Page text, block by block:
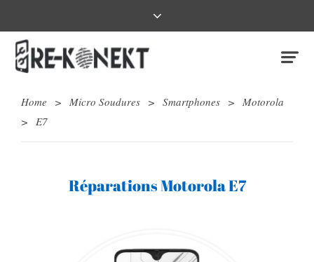
Home > Micro Soudures > Smartphones > Motorola
> E7
Réparations Motorola E7